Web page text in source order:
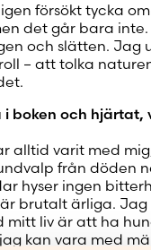
försökt tycka
det går bara
och slätten. Jag
– att tolka
boken och hjärtat,
alltid varit med
från döden
hyser ingen
brutalt ärliga.
mitt liv är att ha
kan vara med